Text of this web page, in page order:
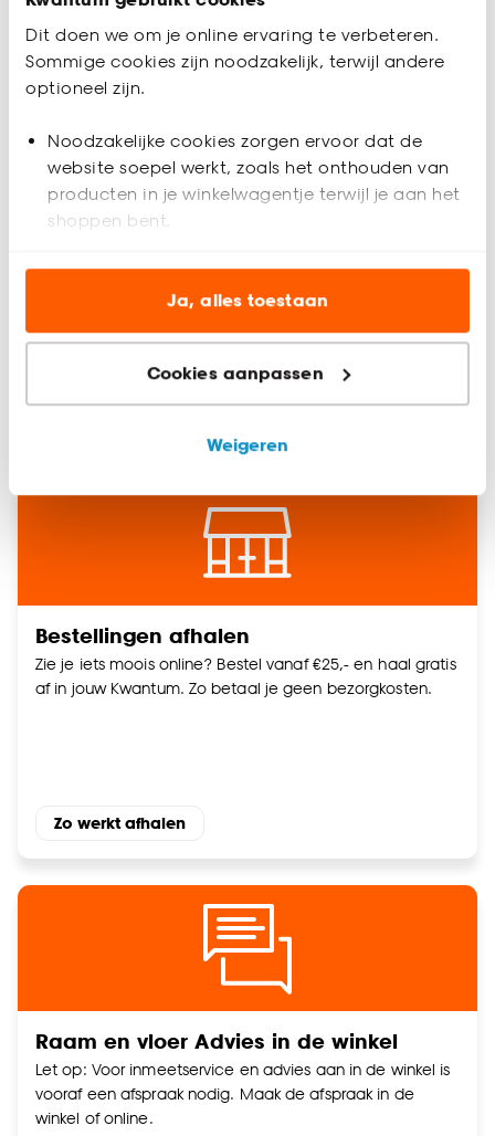
Dit doen we om je online ervaring te verbeteren.
Sommige cookies zijn noodzakelijk, terwijl andere
optioneel zijn.
Noodzakelijke cookies zorgen ervoor dat de
website soepel werkt, zoals het onthouden van
producten in je winkelwagentje terwijl je aan het
shoppen bent.
Analytische cookies (optioneel) helpen ons de
website te verbeteren voor jou en al onze andere
Marketing cookies (optioneel) laten jou
relevante informatie en aanbiedingen zien op
advertenties en communicatie.
Klik op ‘Ja, alles toestaan’ om gebruik te maken
van alle cookies, of klik op ‘weigeren’ om alleen de
noodzakelijke cookies te accepteren. Je kunt er ook
klikken.
Goed om te weten is dat je deze keuze altijd nog
Ja, alles toestaan
Cookies aanpassen
Weigeren
nu online bestelt en in de winkel ophaalt, thuisadvies nodig
hebt voor gordijnen op maat, of een artikel wilt retourneren –
wij maken het makkelijk.
Pakketten terugbrengen
Bestellingen afhalen
Zie je iets moois online? Bestel vanaf €25,- en haal gratis
af in jouw Kwantum. Zo betaal je geen bezorgkosten.
Zo werkt afhalen
Raam en vloer Advies in de winkel
Let op: Voor inmeetservice en advies aan in de winkel is
vooraf een afspraak nodig. Maak de afspraak in de
winkel of online.